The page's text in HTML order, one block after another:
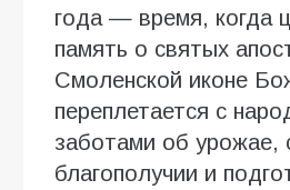
года — время, когда
память о святых
Смоленской иконе
переплетается с
заботами об урожае,
благополучии и